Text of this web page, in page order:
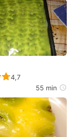
Recept ještě nebyl
4,7
55 min